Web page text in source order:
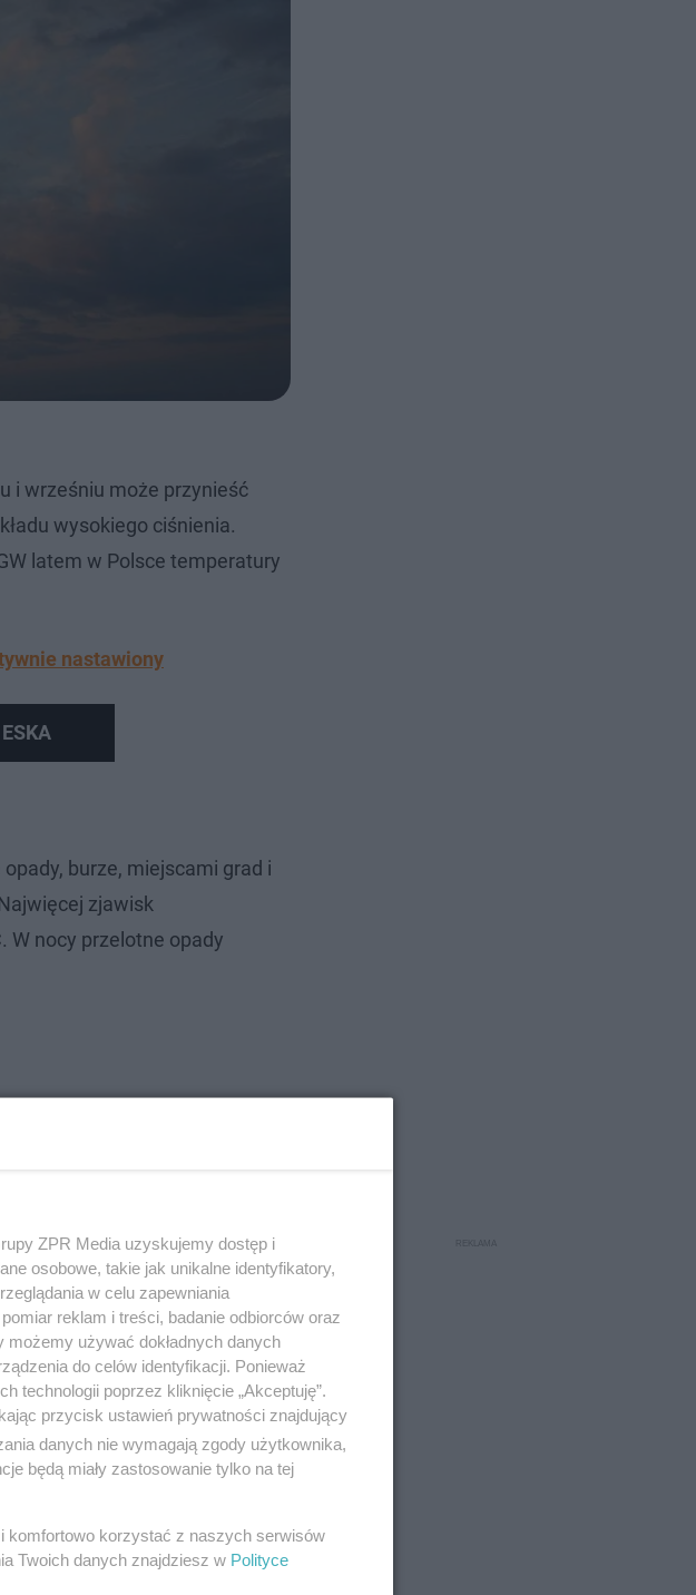
i wrześniu może przynieść
wysokiego ciśnienia.
latem w Polsce temperatury
nastawiony
burze, miejscami grad i
zjawisk
W nocy przelotne opady
Na zachodzie z kolei
się pogłębiał.
opady, a temperatury będą
ZPR Media uzyskujemy dostęp i
osobowe, takie jak unikalne identyfikatory,
w celu zapewniania
reklam i treści, badanie odbiorców oraz
możemy używać dokładnych danych
do celów identyfikacji. Ponieważ
technologii poprzez kliknięcie „Akceptuję”.
przycisk ustawień prywatności znajdujący
danych nie wymagają zgody użytkownika,
będą miały zastosowanie tylko na tej
komfortowo korzystać z naszych serwisów
Twoich danych znajdziesz w Polityce